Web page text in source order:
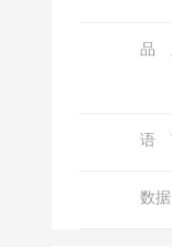
品
语
数据